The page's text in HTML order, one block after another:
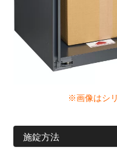
※画像はシ
施錠方法